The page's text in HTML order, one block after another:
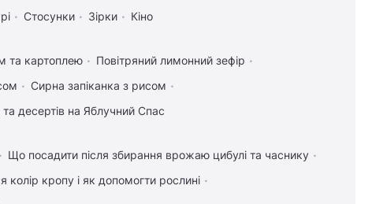
Стосунки Зірки Кіно
та картоплею
Повітряний лимонний зефір
Сирна запіканка з рисом
та десертів на Яблучний Спас
Що посадити після збирання врожаю цибулі та часнику
колір кропу і як допомогти рослині